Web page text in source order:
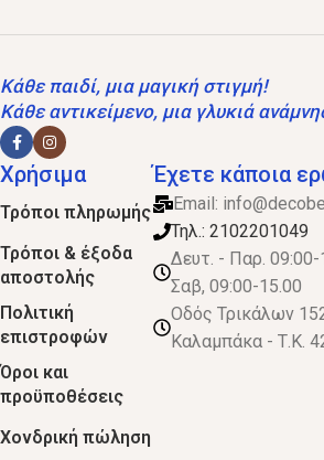
Κάθε παιδί, μια μαγική στιγμή!
Κάθε αντικείμενο, μια γλυκιά
Χρήσιμα
Τρόποι πληρωμής
Τρόποι & έξοδα
αποστολής
Πολιτική
επιστροφών
Όροι και
προϋποθέσεις
Χονδρική πώληση
Έχετε κάποια
Email:
Τηλ.: 2102201049
Δευτ. - Παρ. 09:00-
Σαβ, 09:00-15.00
Οδός Τρικάλων
Καλαμπάκα - Τ.Κ.